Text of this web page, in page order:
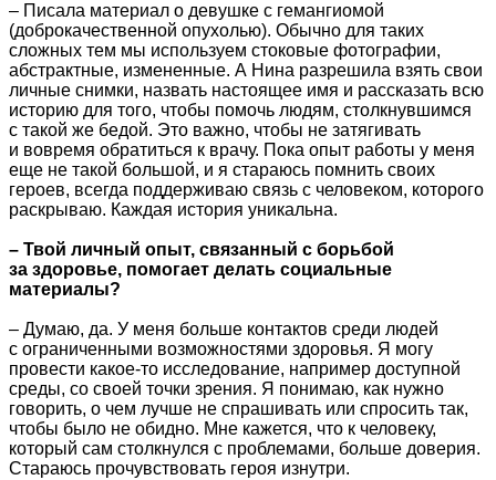
– Писала материал о девушке с гемангиомой
(доброкачественной опухолью). Обычно для таких
сложных тем мы используем стоковые фотографии,
абстрактные, измененные. А Нина разрешила взять свои
личные снимки, назвать настоящее имя и рассказать всю
историю для того, чтобы помочь людям, столкнувшимся
с такой же бедой. Это важно, чтобы не затягивать
и вовремя обратиться к врачу. Пока опыт работы у меня
еще не такой большой, и я стараюсь помнить своих
героев, всегда поддерживаю связь с человеком, которого
раскрываю. Каждая история уникальна.
– Твой личный опыт, связанный с борьбой
за здоровье, помогает делать социальные
материалы?
– Думаю, да. У меня больше контактов среди людей
с ограниченными возможностями здоровья. Я могу
провести какое-то исследование, например доступной
среды, со своей точки зрения. Я понимаю, как нужно
говорить, о чем лучше не спрашивать или спросить так,
чтобы было не обидно. Мне кажется, что к человеку,
который сам столкнулся с проблемами, больше доверия.
Стараюсь прочувствовать героя изнутри.